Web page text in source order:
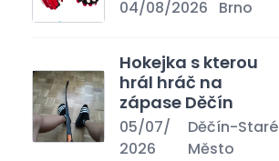
04/08/2026 Brno
Hokejka s kterou
hrál hráč na
zápase Děčín
05/07/
2026
Děčín-Staré
Město